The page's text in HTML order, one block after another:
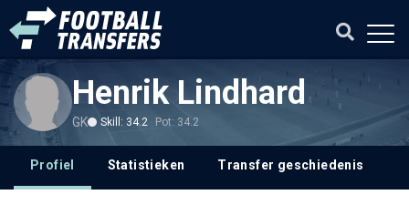
Henrik Lindhard
GK Skill: 34.2 Pot: 34.2
Profiel Statistieken Transfer geschiedenis